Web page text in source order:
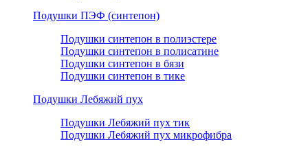
Подушки ПЭФ (синтепон)
Подушки синтепон в полиэстере
Подушки синтепон в полисатине
Подушки синтепон в бязи
Подушки синтепон в тике
Подушки Лебяжий пух
Подушки Лебяжий пух тик
Подушки Лебяжий пух микрофибра